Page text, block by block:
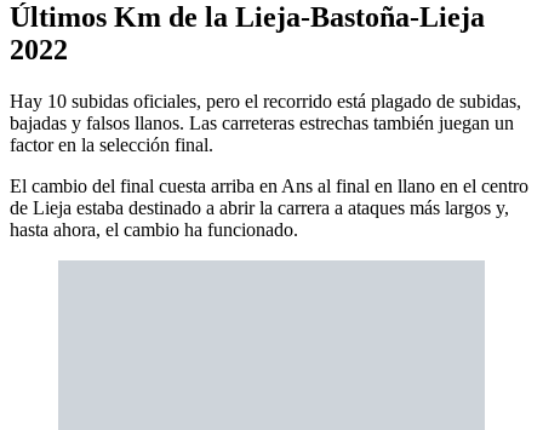
Últimos Km de la Lieja-Bastoña-Lieja
2022
Hay 10 subidas oficiales, pero el recorrido está plagado de subidas,
bajadas y falsos llanos. Las carreteras estrechas también juegan un
factor en la selección final.
El cambio del final cuesta arriba en Ans al final en llano en el centro
de Lieja estaba destinado a abrir la carrera a ataques más largos y,
hasta ahora, el cambio ha funcionado.